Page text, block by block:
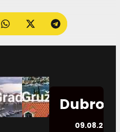
09.08.2026.